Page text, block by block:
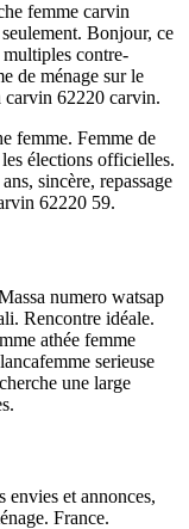
femme carvin
Bonjour, ce
multiples contre-
de ménage sur le
carvin 62220 carvin.
femme. Femme de
élections officielles.
sincère, repassage
62220 59.
numero watsap
Rencontre idéale.
athée femme
serieuse
une large
envies et annonces,
France.